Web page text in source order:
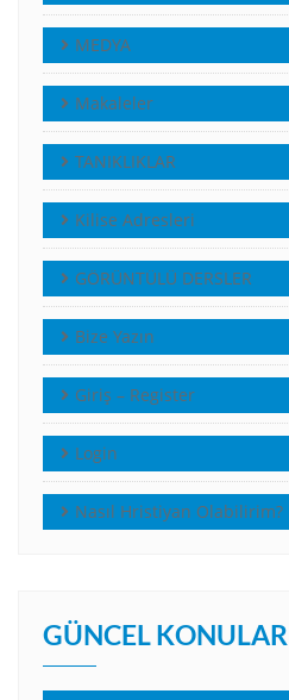
MEDYA
Makaleler
TANIKLIKLAR
Kilise Adresleri
GÖRÜNTÜLÜ DERSLER
Bize Yazın
Giriş – Register
Login
Nasıl Hristiyan Olabilirim?
GÜNCEL KONULAR